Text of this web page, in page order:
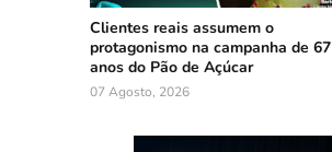
Clientes reais assumem o
protagonismo na campanha de 67
anos do Pão de Açúcar
07 Agosto, 2026